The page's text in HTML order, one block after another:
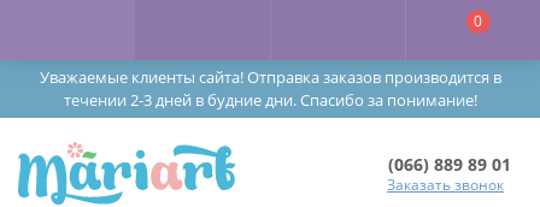
Уважаемые клиенты сайта! Отправка заказов производится в
течении 2-3 дней в будние дни. Спасибо за понимание!
0
(066) 889 89 01
Заказать звонок